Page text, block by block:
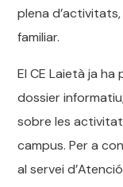
plena
familiar.
El CE Laietà ja
dossier
sobre les
campus. Per a
al servei